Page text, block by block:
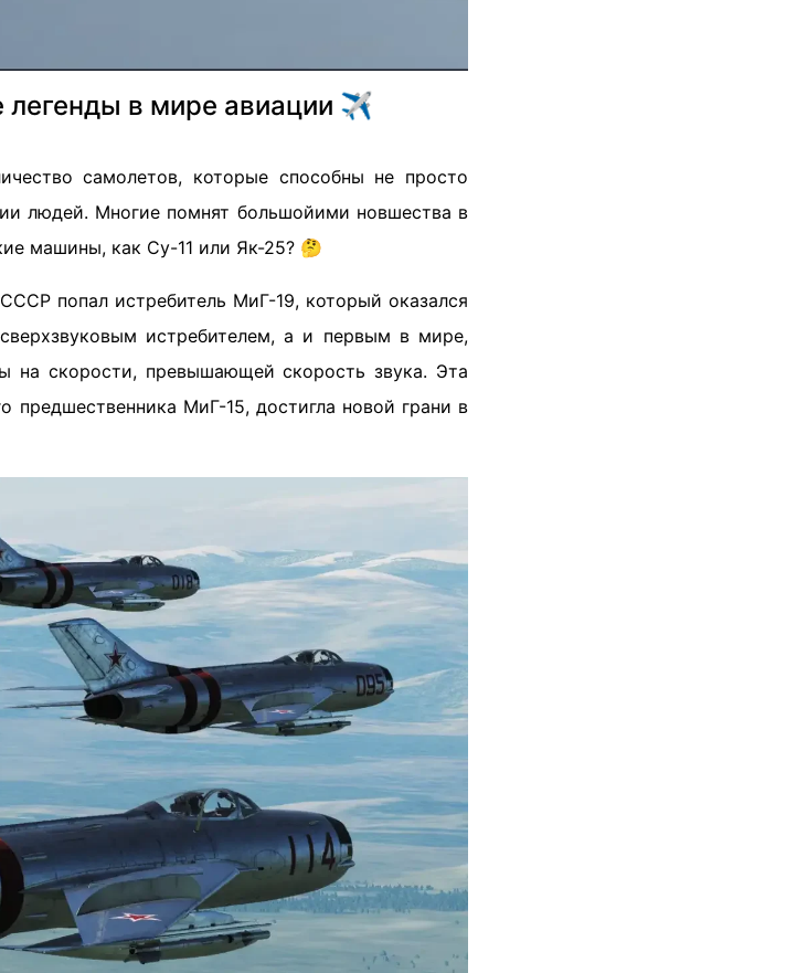
легенды в мире авиации ✈️
самолетов, которые способны не просто
людей. Многие помнят большойими новшества в
машины, как Су-11 или Як-25? 🤔
попал истребитель МиГ-19, который оказался
истребителем, а и первым в мире,
на скорости, превышающей скорость звука. Эта
МиГ-15, достигла новой грани в